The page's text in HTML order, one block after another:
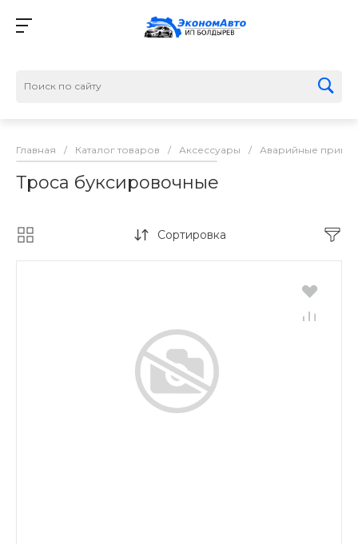
Главная / Каталог товаров / Аксессуары / Аварийные
Троса буксировочные
Сортировка